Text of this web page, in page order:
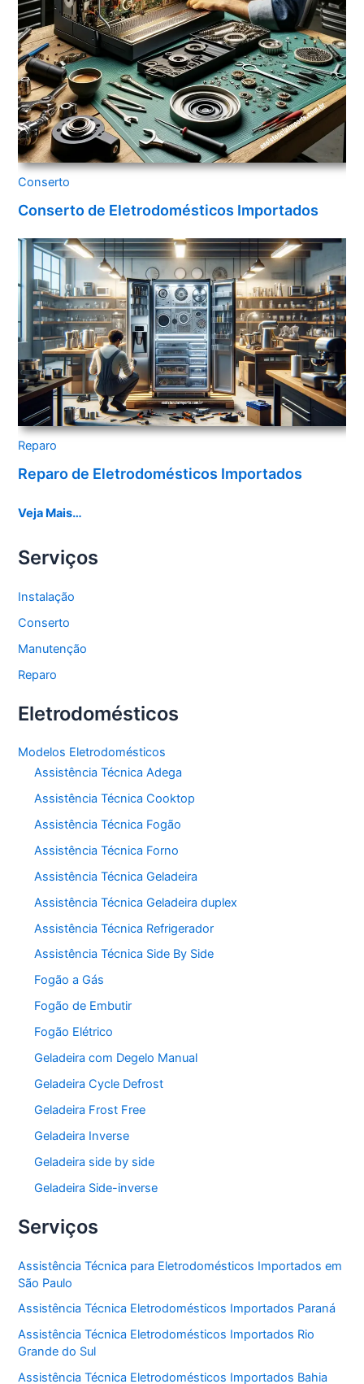
Conserto
Conserto de Eletrodomésticos Importados
Reparo
Reparo de Eletrodomésticos Importados
Veja Mais…
Serviços
Instalação
Conserto
Manutenção
Reparo
Eletrodomésticos
Modelos Eletrodomésticos
Assistência Técnica Adega
Assistência Técnica Cooktop
Assistência Técnica Fogão
Assistência Técnica Forno
Assistência Técnica Geladeira
Assistência Técnica Geladeira duplex
Assistência Técnica Refrigerador
Assistência Técnica Side By Side
Fogão a Gás
Fogão de Embutir
Fogão Elétrico
Geladeira com Degelo Manual
Geladeira Cycle Defrost
Geladeira Frost Free
Geladeira Inverse
Geladeira side by side
Geladeira Side-inverse
Serviços
Assistência Técnica para Eletrodomésticos Importados em
São Paulo
Assistência Técnica Eletrodomésticos Importados Paraná
Assistência Técnica Eletrodomésticos Importados Rio
Grande do Sul
Assistência Técnica Eletrodomésticos Importados Bahia